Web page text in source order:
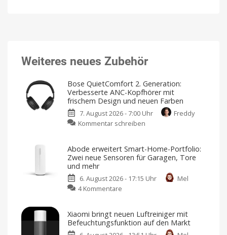
Weiteres neues Zubehör
Bose QuietComfort 2. Generation:
Verbesserte ANC-Kopfhörer mit
frischem Design und neuen Farben
7. August 2026 - 7:00 Uhr
Freddy
Kommentar schreiben
2.
Generation:
Verbesserte
ANC-
frischem
Design
und
Abode erweitert Smart-Home-Portfolio:
Zwei neue Sensoren für Garagen, Tore
und mehr
6. August 2026 - 17:15 Uhr
Mel
4 Kommentare
Smart-
Home-
Xiaomi bringt neuen Luftreiniger mit
Befeuchtungsfunktion auf den Markt